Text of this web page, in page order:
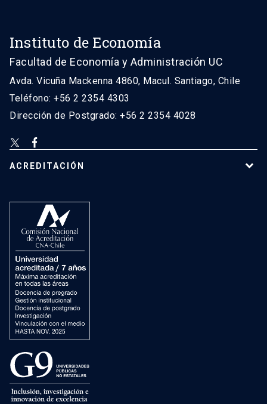
Instituto de Economía
Facultad de Economía y Administración UC
Avda. Vicuña Mackenna 4860, Macul. Santiago, Chile
Teléfono: +56 2 2354 4303
Dirección de Postgrado: +56 2 2354 4028
ACREDITACIÓN